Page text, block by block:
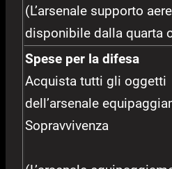
(L’arsenale supporto
disponibile dalla quarta
Spese per la difesa
Acquista tutti gli oggetti
dell’arsenale
Sopravvivenza